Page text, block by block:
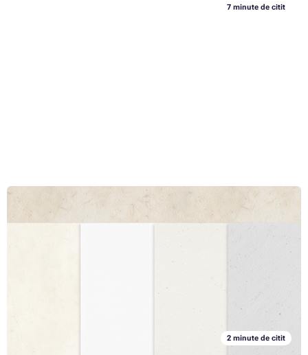
7 minute de citit
Nu există două tipuri de hârtie identice Partea I -
Concentrați-vă pe ce aveți nevoie
Dacă tipărirea este în rutina ta zilnică, știi cu siguranță că nu există un
singur tip de hârtie. Există mai multe tipuri de hârtie care diferă unele
de altele în parametrii lor și, ca urmare, și în funcție de ceea ce sunt
folosite la imprimare. Și întrucât alegerea corectă a hârtiei este absolut
crucială pentru tipărirea cu succes a articolului, ți-am pregătit un
articol din două părți, în care ne vom concentra pe alegerea potrivită.
de hârtie cele mai comune și mai puțin obișnuite pe care le puteți
întâlni și, desigur, pentru ce sunt folosite. În prima parte a acestui
2 minute de citit